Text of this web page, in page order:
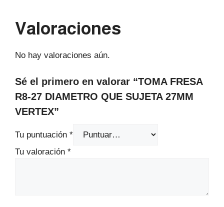
Valoraciones
No hay valoraciones aún.
Sé el primero en valorar “TOMA FRESA
R8-27 DIAMETRO QUE SUJETA 27MM
VERTEX”
Tu puntuación *
Tu valoración *